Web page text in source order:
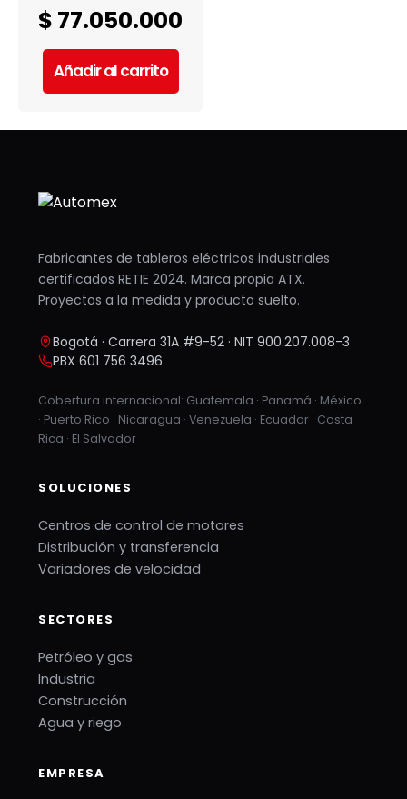
$ 77.050.000
Añadir al carrito
Fabricantes de tableros eléctricos industriales
certificados RETIE 2024. Marca propia ATX.
Proyectos a la medida y producto suelto.
Bogotá · Carrera 31A #9-52 · NIT 900.207.008-3
PBX 601 756 3496
Cobertura internacional: Guatemala · Panamá · México
· Puerto Rico · Nicaragua · Venezuela · Ecuador · Costa
Rica · El Salvador
SOLUCIONES
Centros de control de motores
Distribución y transferencia
Variadores de velocidad
SECTORES
Petróleo y gas
Industria
Construcción
Agua y riego
EMPRESA